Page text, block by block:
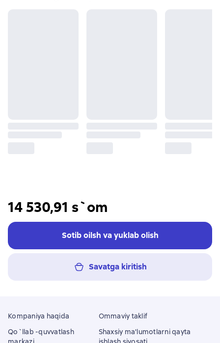
14 530,91 s`om
Sotib oilsh va yuklab olish
Savatga kiritish
Kompaniya haqida
Qo`llab -quvvatlash
Ommaviy taklif
Shaxsiy ma'lumotlarni qayta